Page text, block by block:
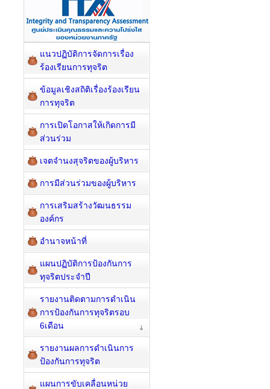
แนวปฏิบัติการจัดการเรื่อง
ร้องเรียนการทุจริต
ข้อมูลเชิงสถิติเรื่องร้องเรียน
การทุจริต
การเปิดโอกาสให้เกิดการมี
ส่วนร่วม
เจตจำนงสุจริตของผู้บริหาร
การมีส่วนร่วมของผู้บริหาร
การเสริมสร้างวัฒนธรรม
องค์กร
อำนาจหน้าที่
แผนปฏิบัติการป้องกันการ
ทุจริตประจำปี
รายงานติดตามการดำเนิน
การป้องกันการทุจริตรอบ
6เดือน
รายงานผลการดำเนินการ
ป้องกันการทุจริต
แผนการขับเคลื่อนหน่วย